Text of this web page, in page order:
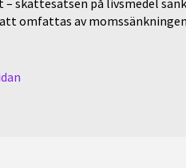
– skattesatsen på livsmedel
omfattas av